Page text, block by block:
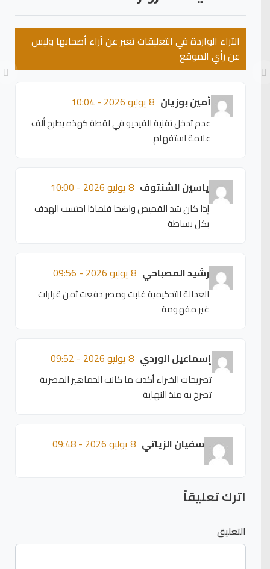
الآراء الواردة في التعليقات تعبر عن آراء أصحابها وليس
عن رأي الموقع
أمين بوزيان 8 يوليو 2026 - 10:04
عدم تدخل تقنية الفيديو في لقطة كهذه يطرح ألف
علامة استفهام
ياسين الشنتوف 8 يوليو 2026 - 10:00
إذا كان شد القميص واضحا فلماذا احتسب الهدف
بكل بساطة
رشيد المصباحي 8 يوليو 2026 - 09:56
العدالة التحكيمية غابت ومصر دفعت ثمن قرارات
غير مفهومة
إسماعيل الوردي 8 يوليو 2026 - 09:52
تصريحات الخبراء أكدت ما كانت الجماهير المصرية
تصرخ به منذ النهاية
سفيان الزياتي 8 يوليو 2026 - 09:48
اترك تعليقاً
التعليق